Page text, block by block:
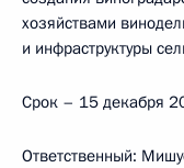
хозяйствами
и инфраструктуры
Срок – 15 декабря
Ответственный: